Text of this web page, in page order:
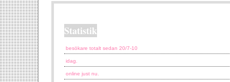
Statistik
besökare totalt sedan 20/7-10
idag.
online just nu.